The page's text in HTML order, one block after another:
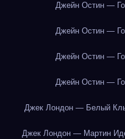
Джейн Остин —
Джейн Остин —
Джейн Остин —
Джейн Остин —
Джек Лондон — Белый
Джек Лондон — Мартин